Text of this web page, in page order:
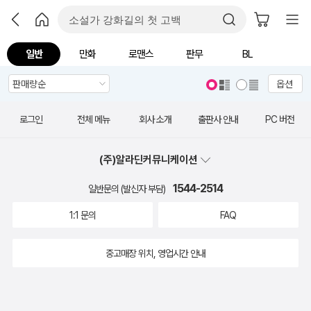
일반 만화 로맨스 판무 BL
옵션
로그인 전체 메뉴 회사 소개 출판사 안내 PC 버전
(주)알라딘커뮤니케이션
일반문의 (발신자 부담) 1544-2514
1:1 문의 FAQ
중고매장 위치, 영업시간 안내